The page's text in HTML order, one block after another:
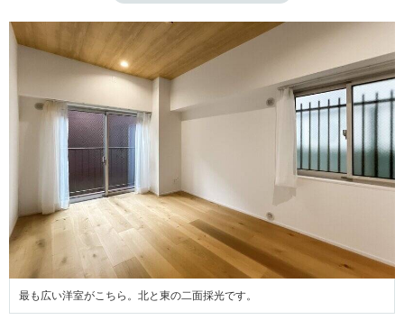
最も広い洋室がこちら。北と東の二面採光です。